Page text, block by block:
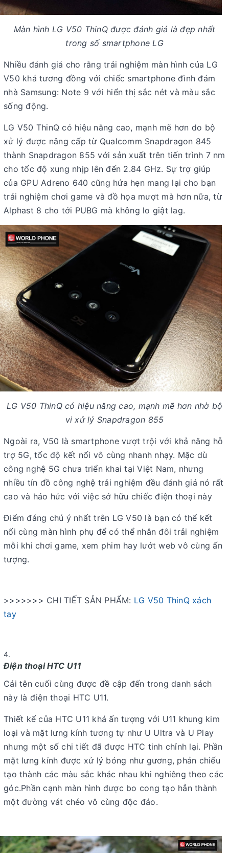
Màn hình LG V50 ThinQ được đánh giá là đẹp nhất
trong số smartphone LG
Nhiều đánh giá cho rằng trải nghiệm màn hình của LG
V50 khá tương đồng với chiếc smartphone đình đám
nhà Samsung: Note 9 với hiển thị sắc nét và màu sắc
sống động.
LG V50 ThinQ có hiệu năng cao, mạnh mẽ hơn do bộ
xử lý được nâng cấp từ Qualcomm Snapdragon 845
thành Snapdragon 855 với sản xuất trên tiến trình 7 nm
cho tốc độ xung nhịp lên đến 2.84 GHz. Sự trợ giúp
của GPU Adreno 640 cũng hứa hẹn mang lại cho bạn
trải nghiệm chơi game và đồ họa mượt mà hơn nữa, từ
Alphast 8 cho tới PUBG mà không lo giật lag.
LG V50 ThinQ có hiệu năng cao, mạnh mẽ hơn nhờ bộ
vi xử lý Snapdragon 855
Ngoài ra, V50 là smartphone vượt trội với khả năng hỗ
trợ 5G, tốc độ kết nối vô cùng nhanh nhạy. Mặc dù
công nghệ 5G chưa triển khai tại Việt Nam, nhưng
nhiều tín đồ công nghệ trải nghiệm đều đánh giá nó rất
cao và háo hức với việc sở hữu chiếc điện thoại này
Điểm đáng chú ý nhất trên LG V50 là bạn có thể kết
nối cùng màn hình phụ để có thể nhân đôi trải nghiệm
mỗi khi chơi game, xem phim hay lướt web vô cùng ấn
tượng.
>>>>>>> CHI TIẾT SẢN PHẨM: LG V50 ThinQ xách
tay
Điện thoại HTC U11
Cái tên cuối cùng được đề cập đến trong danh sách
này là điện thoại HTC U11.
Thiết kế của HTC U11 khá ấn tượng với U11 khung kim
loại và mặt lưng kính tương tự như U Ultra và U Play
nhưng một số chi tiết đã được HTC tinh chỉnh lại. Phần
mặt lưng kính được xử lý bóng như gương, phản chiếu
tạo thành các màu sắc khác nhau khi nghiêng theo các
góc.Phần cạnh màn hình được bo cong tạo hẳn thành
một đường vát chéo vô cùng độc đáo.